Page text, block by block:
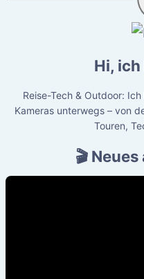
Hi,
Reise-Tech & Outdoor:
Kameras unterwegs – von
Touren,
🎬